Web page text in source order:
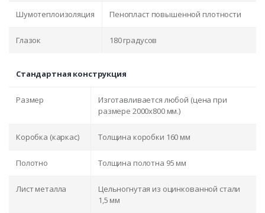
Шумотеплоизоляция Пенопласт повышенной плотности
Глазок 180 градусов
Стандартная конструкция
Размер
Изготавливается любой (цена при
размере 2000x800 мм.)
Коробка (каркас) Толщина коробки 160 мм
Полотно Толщина полотна 95 мм
Лист металла
Цельногнутая из оцинкованной стали
1,5 мм